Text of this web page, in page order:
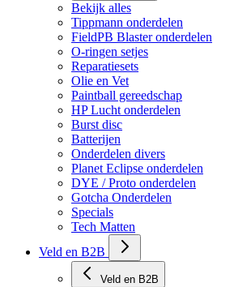
Bekijk alles
Tippmann onderdelen
FieldPB Blaster onderdelen
O-ringen setjes
Reparatiesets
Olie en Vet
Paintball gereedschap
HP Lucht onderdelen
Burst disc
Batterijen
Onderdelen divers
Planet Eclipse onderdelen
DYE / Proto onderdelen
Gotcha Onderdelen
Specials
Tech Matten
Veld en B2B
Veld en B2B